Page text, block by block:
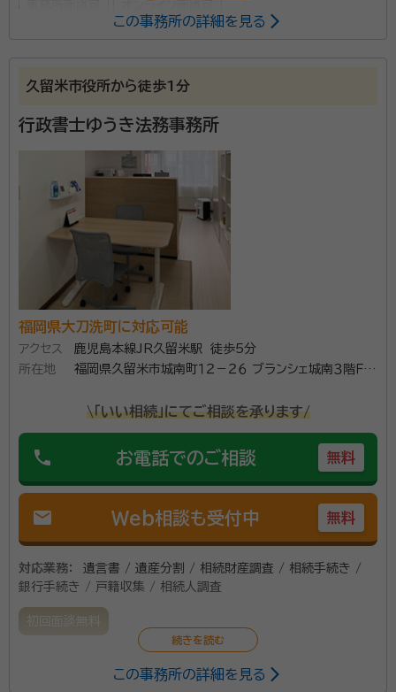
全般的業務に対応しております。不動産会社を併設して
福岡県行政書士会 福岡県宅建協会
この事務所の詳細を見る
久留米市役所から徒歩1分
行政書士ゆうき法務事務所
福岡県大刀洗町に対応可能
アクセス
鹿児島本線JR久留米駅 徒歩5分
所在地
福岡県久留米市城南町１２－２６ ブランシェ城南３階Ｆ号
\「いい相続」にてご相談を承ります/
phone お電話でのご相談 無料
mail Web相談も受付中 無料
対応業務：
遺言書 / 遺産分割 / 相続財産調査 / 相続手続き /
銀行手続き / 戸籍収集 / 相続人調査
初回面談無料
久留米市役所から徒歩1分、JR久留米駅より徒歩5分と
この事務所の詳細を見る